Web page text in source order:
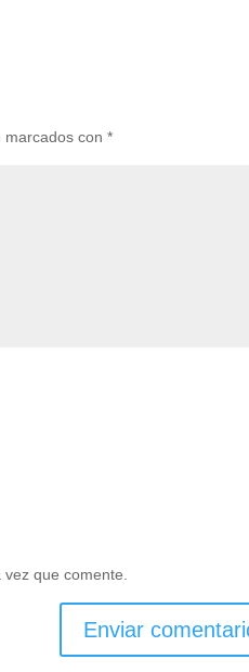
marcados con*
que comente.